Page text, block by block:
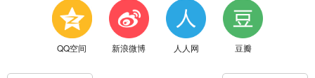
QQ空间 新浪微博 人人网 豆瓣